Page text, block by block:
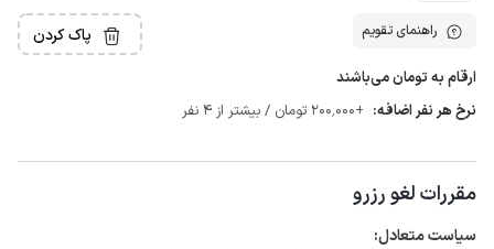
راهنمای تقویم پاک کردن
ارقام به تومان می‌باشند
نرخ هر نفر اضافه: +200٬000 تومان / بیشتر از 4 نفر
مقررات لغو رزرو
سیاست متعادل: